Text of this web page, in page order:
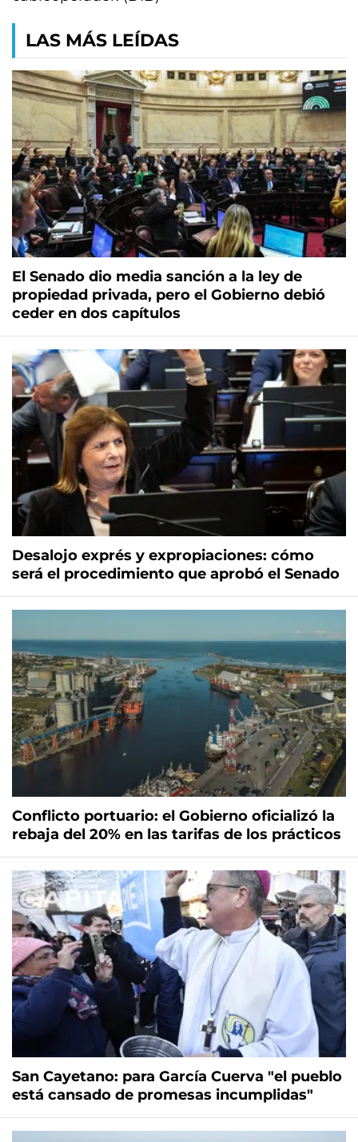
LAS MÁS LEÍDAS
El Senado dio media sanción a la ley de
propiedad privada, pero el Gobierno debió
ceder en dos capítulos
Desalojo exprés y expropiaciones: cómo
será el procedimiento que aprobó el Senado
Conflicto portuario: el Gobierno oficializó la
rebaja del 20% en las tarifas de los prácticos
San Cayetano: para García Cuerva "el pueblo
está cansado de promesas incumplidas"